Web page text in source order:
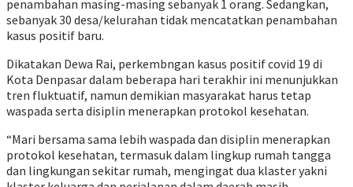
penambahan masing-masing sebanyak 1 orang. Sedangkan,
sebanyak 30 desa/kelurahan tidak mencatatkan penambahan
kasus positif baru.
Dikatakan Dewa Rai, perkembngan kasus positif covid 19 di
Kota Denpasar dalam beberapa hari terakhir ini menunjukkan
tren fluktuatif, namun demikian masyarakat harus tetap
waspada serta disiplin menerapkan protokol kesehatan.
“Mari bersama sama lebih waspada dan disiplin menerapkan
protokol kesehatan, termasuk dalam lingkup rumah tangga
dan lingkungan sekitar rumah, mengingat dua klaster yakni